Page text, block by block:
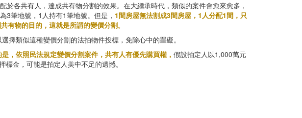
各共有人，達成共有物分割的效果。在大繼承時代，類似的案件會愈來愈多，
3筆地號，1人持有1筆地號。但是， 1間房屋無法割成3間房屋，1人分配1間，只
有物的目的，這就是所謂的變價分割。
擇類似這種變價分割的法拍物件投標，免除心中的罣礙。
，依照民法規定變價分割案件，共有人有優先購買權， 假設拍定人以1,000萬元
金，可能是拍定人美中不足的遺憾。